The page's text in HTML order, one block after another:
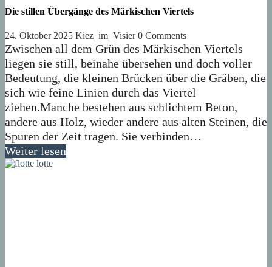
Die stillen Übergänge des Märkischen Viertels
24. Oktober 2025 Kiez_im_Visier0 Comments
Zwischen all dem Grün des Märkischen Viertels
liegen sie still, beinahe übersehen und doch voller
Bedeutung, die kleinen Brücken über die Gräben, die
sich wie feine Linien durch das Viertel
ziehen.Manche bestehen aus schlichtem Beton,
andere aus Holz, wieder andere aus alten Steinen, die
Spuren der Zeit tragen. Sie verbinden…
Weiter lesen